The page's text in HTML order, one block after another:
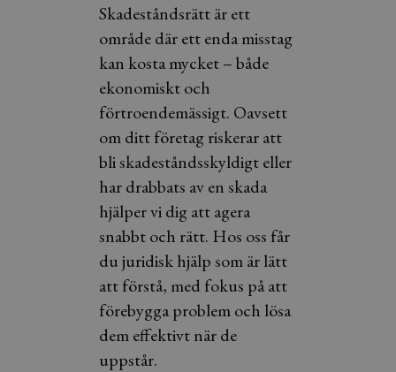
Skadeståndsrätt är ett
område där ett enda misstag
kan kosta mycket – både
ekonomiskt och
förtroendemässigt. Oavsett
om ditt företag riskerar att
bli skadeståndsskyldigt eller
har drabbats av en skada
hjälper vi dig att agera
snabbt och rätt. Hos oss får
du juridisk hjälp som är lätt
att förstå, med fokus på att
förebygga problem och lösa
dem effektivt när de
uppstår.